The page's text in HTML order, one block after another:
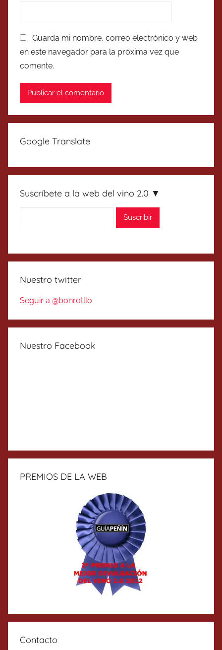
Guarda mi nombre, correo electrónico y web
en este navegador para la próxima vez que
comente.
Google Translate
Suscríbete a la web del vino 2.0 ▼
Nuestro twitter
Seguir a @bonrotllo
Nuestro Facebook
PREMIOS DE LA WEB
Contacto